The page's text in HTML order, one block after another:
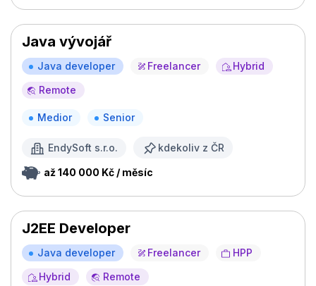
Java vývojář
Java developer Freelancer
Hybrid
Remote
Medior Senior
EndySoft s.r.o. kdekoliv z ČR
až 140 000 Kč / měsíc
J2EE Developer
Java developer Freelancer
HPP
Hybrid
Remote